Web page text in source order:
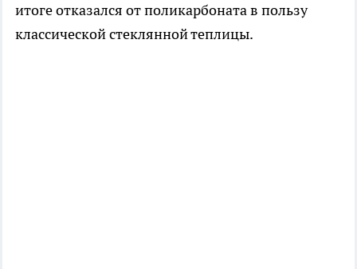
итоге отказался от поликарбоната в пользу
классической стеклянной теплицы.